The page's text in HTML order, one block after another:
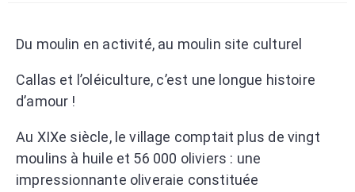
Du moulin en activité, au moulin site culturel
Callas et l’oléiculture, c’est une longue histoire
d’amour !
Au XIXe siècle, le village comptait plus de vingt
moulins à huile et 56 000 oliviers : une
impressionnante oliveraie constituée